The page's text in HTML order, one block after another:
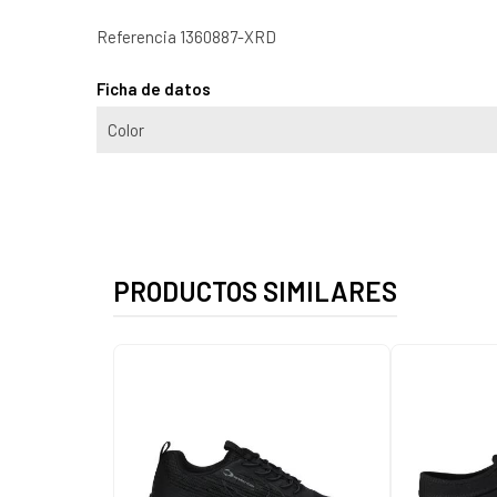
Referencia 1360887-XRD
Ficha de datos
Color
PRODUCTOS SIMILARES